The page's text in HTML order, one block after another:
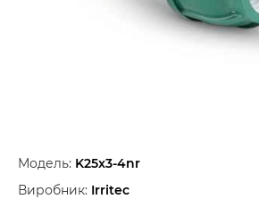
Модель: K25x3-4nr
Виробник: Irritec